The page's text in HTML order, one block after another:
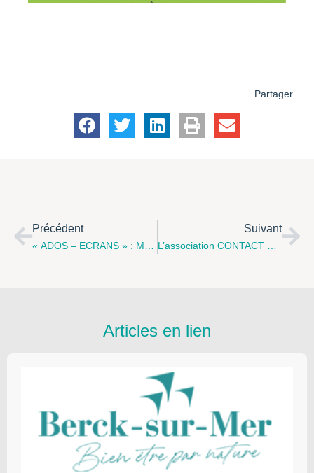
Partager
Précédent
« ADOS – ECRANS » : Matinée Conférence-Échange Avec Olivier DURIS, Le Jeudi 26 Octobre À 9h30 À La MAC De SALLAUMINES
Suivant
L’association CONTACT Nord-Pas-De-Calais Vous Présente Les Actions À Venir Dans La Région…
Articles en lien